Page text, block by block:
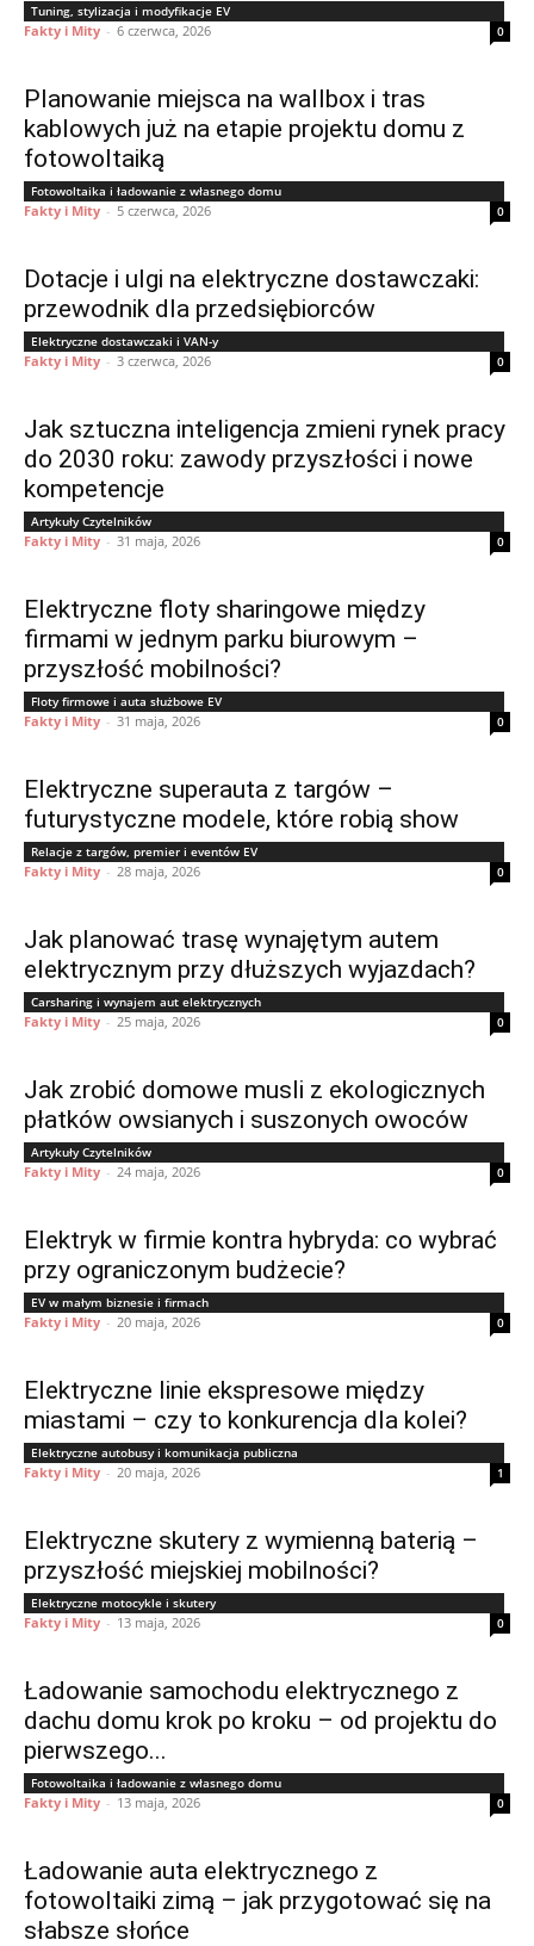
Tuning, stylizacja i modyfikacje EV
Fakty i Mity - 6 czerwca, 2026 0
Planowanie miejsca na wallbox i tras
kablowych już na etapie projektu domu z
fotowoltaiką
Fotowoltaika i ładowanie z własnego domu
Fakty i Mity - 5 czerwca, 2026 0
Dotacje i ulgi na elektryczne dostawczaki:
przewodnik dla przedsiębiorców
Elektryczne dostawczaki i VAN-y
Fakty i Mity - 3 czerwca, 2026 0
Jak sztuczna inteligencja zmieni rynek pracy
do 2030 roku: zawody przyszłości i nowe
kompetencje
Artykuły Czytelników
Fakty i Mity - 31 maja, 2026 0
Elektryczne floty sharingowe między
firmami w jednym parku biurowym –
przyszłość mobilności?
Floty firmowe i auta służbowe EV
Fakty i Mity - 31 maja, 2026 0
Elektryczne superauta z targów –
futurystyczne modele, które robią show
Relacje z targów, premier i eventów EV
Fakty i Mity - 28 maja, 2026 0
Jak planować trasę wynajętym autem
elektrycznym przy dłuższych wyjazdach?
Carsharing i wynajem aut elektrycznych
Fakty i Mity - 25 maja, 2026 0
Jak zrobić domowe musli z ekologicznych
płatków owsianych i suszonych owoców
Artykuły Czytelników
Fakty i Mity - 24 maja, 2026 0
Elektryk w firmie kontra hybryda: co wybrać
przy ograniczonym budżecie?
EV w małym biznesie i firmach
Fakty i Mity - 20 maja, 2026 0
Elektryczne linie ekspresowe między
miastami – czy to konkurencja dla kolei?
Elektryczne autobusy i komunikacja publiczna
Fakty i Mity - 20 maja, 2026 1
Elektryczne skutery z wymienną baterią –
przyszłość miejskiej mobilności?
Elektryczne motocykle i skutery
Fakty i Mity - 13 maja, 2026 0
Ładowanie samochodu elektrycznego z
dachu domu krok po kroku – od projektu do
pierwszego...
Fotowoltaika i ładowanie z własnego domu
Fakty i Mity - 13 maja, 2026 0
Ładowanie auta elektrycznego z
fotowoltaiki zimą – jak przygotować się na
słabsze słońce